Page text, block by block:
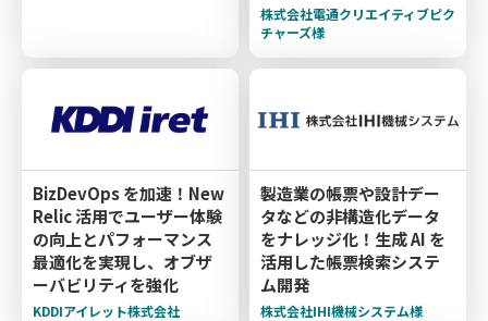
株式会社電通クリエイティブピク
チャーズ様
BizDevOps を加速！New
Relic 活用でユーザー体験
の向上とパフォーマンス
最適化を実現し、オブザ
ーバビリティを強化
KDDIアイレット株式会社
製造業の帳票や設計デー
タなどの非構造化データ
をナレッジ化！生成 AI を
活用した帳票検索システ
ム開発
株式会社IHI機械システム様